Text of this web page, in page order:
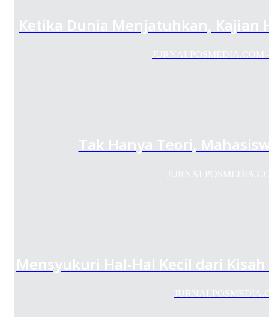
Ketika Dunia Menjatuhkan, Kajian
JURNALPOSMEDIA.COM
Tak Hanya Teori,
Mensyukuri Hal-Hal Kecil dari